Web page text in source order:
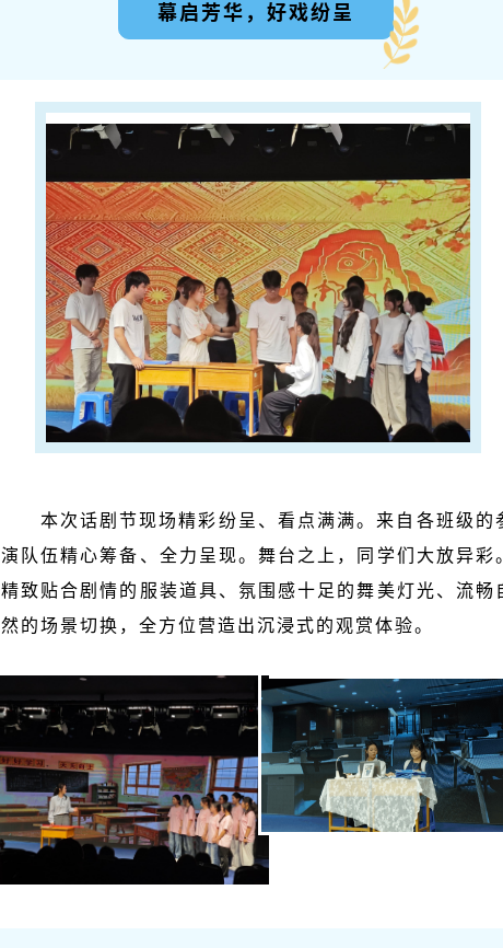
幕启芳华，好戏纷呈
本次话剧节现场精彩纷呈、看点满满。来自各班级的
演队伍精心筹备、全力呈现。舞台之上，同学们大放异彩
精致贴合剧情的服装道具、氛围感十足的舞美灯光、流畅
然的场景切换，全方位营造出沉浸式的观赏体验。